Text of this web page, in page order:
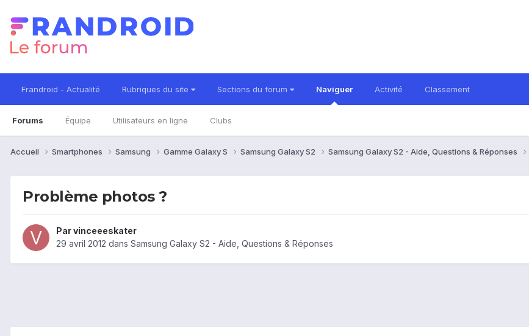
Frandroid - Actualité Rubriques du site Sections du forum Naviguer
Forums Équipe Utilisateurs en ligne Clubs
Activité Classement
Accueil Smartphones Samsung Gamme Galaxy S Samsung Galaxy S2 Samsung Galaxy S2 - Aide, Questions & Réponses
Problème photos ?
Parvinceeeskater
29 avril 2012 dans Samsung Galaxy S2 - Aide, Questions & Réponses